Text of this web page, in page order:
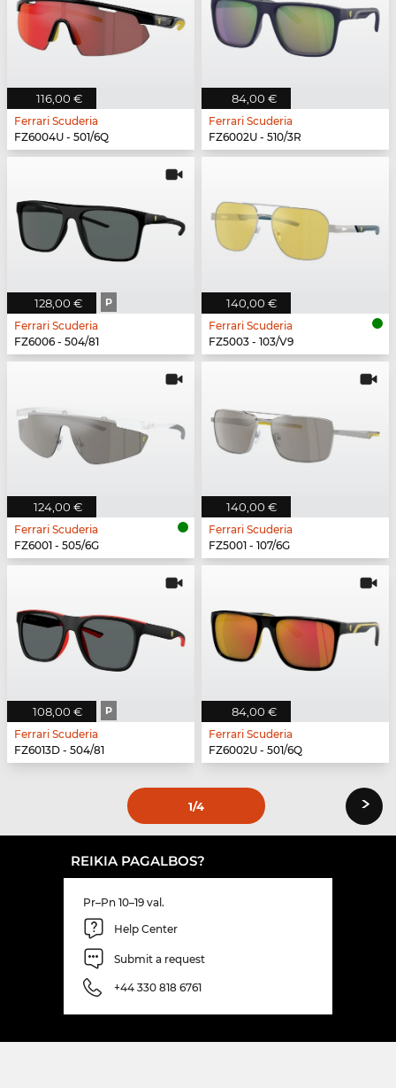
116,00 €
Ferrari Scuderia
FZ6004U - 501/6Q
84,00 €
Ferrari Scuderia
FZ6002U - 510/3R
128,00 € P
Ferrari Scuderia
FZ6006 - 504/81
140,00 €
Ferrari Scuderia
FZ5003 - 103/V9
124,00 €
Ferrari Scuderia
FZ6001 - 505/6G
140,00 €
Ferrari Scuderia
FZ5001 - 107/6G
108,00 € P
Ferrari Scuderia
FZ6013D - 504/81
84,00 €
Ferrari Scuderia
FZ6002U - 501/6Q
1/4 ›
REIKIA PAGALBOS?
Pr–Pn 10–19 val.
Help Center
Submit a request
+44 330 818 6761